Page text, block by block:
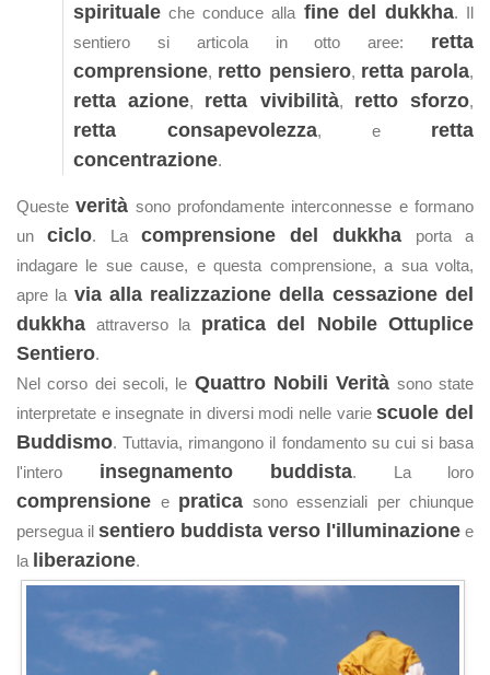
spirituale che conduce alla fine del dukkha. Il
sentiero si articola in otto aree: retta
comprensione, retto pensiero, retta parola,
retta azione, retta vivibilità, retto sforzo,
retta consapevolezza, e retta
concentrazione.
Questeverità sono profondamente interconnesse e formano
unciclo. La comprensione del dukkha porta a
indagare le sue cause, e questa comprensione, a sua volta,
apre la via alla realizzazione della cessazione del
dukkha attraverso la pratica del Nobile Ottuplice
Sentiero.
Nel corso dei secoli, le Quattro Nobili Verità sono state
interpretate e insegnate in diversi modi nelle variescuole del
Buddismo. Tuttavia, rimangono il fondamento su cui si basa
l'intero insegnamento buddista. La loro
comprensione e pratica sono essenziali per chiunque
persegua il sentiero buddista verso l'illuminazione e
la liberazione.